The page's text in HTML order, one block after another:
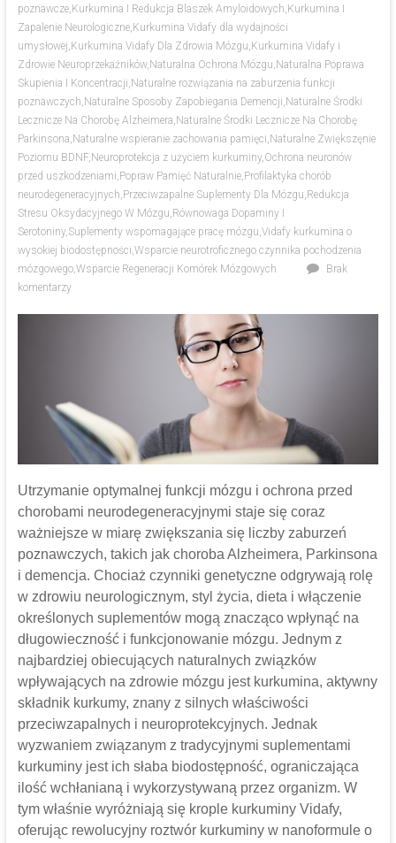
poznawcze, Kurkumina I Redukcja Blaszek Amyloidowych, Kurkumina I
Zapalenie Neurologiczne, Kurkumina Vidafy dla wydajności
umysłowej, Kurkumina Vidafy Dla Zdrowia Mózgu, Kurkumina Vidafy i
Zdrowie Neuroprzekaźników, Naturalna Ochrona Mózgu, Naturalna Poprawa
Skupienia I Koncentracji, Naturalne rozwiązania na zaburzenia funkcji
poznawczych, Naturalne Sposoby Zapobiegania Demencji, Naturalne Środki
Lecznicze Na Chorobę Alzheimera, Naturalne Środki Lecznicze Na Chorobę
Parkinsona, Naturalne wspieranie zachowania pamięci, Naturalne Zwiększęnie
Poziomu BDNF, Neuroprotekcja z użyciem kurkuminy,Ochrona neuronów
przed uszkodzeniami, Popraw Pamięć Naturalnie, Profilaktyka chorób
neurodegeneracyjnych, Przeciwzapalne Suplementy Dla Mózgu, Redukcja
Stresu Oksydacyjnego W Mózgu, Równowaga Dopaminy I
Serotoniny,Suplementy wspomagające pracę mózgu,Vidafy kurkumina o
wysokiej biodostępności,Wsparcie neurotroficznego czynnika pochodzenia
mózgowego,Wsparcie Regeneracji Komórek Mózgowych
Brak
komentarzy
Utrzymanie optymalnej funkcji mózgu i ochrona przed
chorobami neurodegeneracyjnymi staje się coraz
ważniejsze w miarę zwiększania się liczby zaburzeń
poznawczych, takich jak choroba Alzheimera, Parkinsona
i demencja. Chociaż czynniki genetyczne odgrywają rolę
w zdrowiu neurologicznym, styl życia, dieta i włączenie
określonych suplementów mogą znacząco wpłynąć na
długowieczność i funkcjonowanie mózgu. Jednym z
najbardziej obiecujących naturalnych związków
wpływających na zdrowie mózgu jest kurkumina, aktywny
składnik kurkumy, znany z silnych właściwości
przeciwzapalnych i neuroprotekcyjnych. Jednak
wyzwaniem związanym z tradycyjnymi suplementami
kurkuminy jest ich słaba biodostępność, ograniczająca
ilość wchłanianą i wykorzystywaną przez organizm. W
tym właśnie wyróżniają się krople kurkuminy Vidafy,
oferując rewolucyjny roztwór kurkuminy w nanoformule o